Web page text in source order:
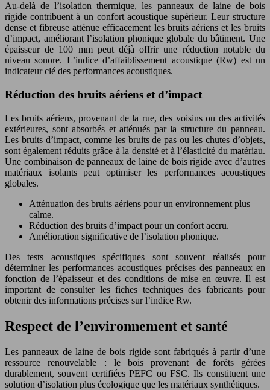
Au-delà de l’isolation thermique, les panneaux de laine de bois
rigide contribuent à un confort acoustique supérieur. Leur structure
dense et fibreuse atténue efficacement les bruits aériens et les bruits
d’impact, améliorant l’isolation phonique globale du bâtiment. Une
épaisseur de 100 mm peut déjà offrir une réduction notable du
niveau sonore. L’indice d’affaiblissement acoustique (Rw) est un
indicateur clé des performances acoustiques.
Réduction des bruits aériens et d’impact
Les bruits aériens, provenant de la rue, des voisins ou des activités
extérieures, sont absorbés et atténués par la structure du panneau.
Les bruits d’impact, comme les bruits de pas ou les chutes d’objets,
sont également réduits grâce à la densité et à l’élasticité du matériau.
Une combinaison de panneaux de laine de bois rigide avec d’autres
matériaux isolants peut optimiser les performances acoustiques
globales.
Atténuation des bruits aériens pour un environnement plus
calme.
Réduction des bruits d’impact pour un confort accru.
Amélioration significative de l’isolation phonique.
Des tests acoustiques spécifiques sont souvent réalisés pour
déterminer les performances acoustiques précises des panneaux en
fonction de l’épaisseur et des conditions de mise en œuvre. Il est
important de consulter les fiches techniques des fabricants pour
obtenir des informations précises sur l’indice Rw.
Respect de l’environnement et santé
Les panneaux de laine de bois rigide sont fabriqués à partir d’une
ressource renouvelable : le bois provenant de forêts gérées
durablement, souvent certifiées PEFC ou FSC. Ils constituent une
solution d’isolation plus écologique que les matériaux synthétiques.